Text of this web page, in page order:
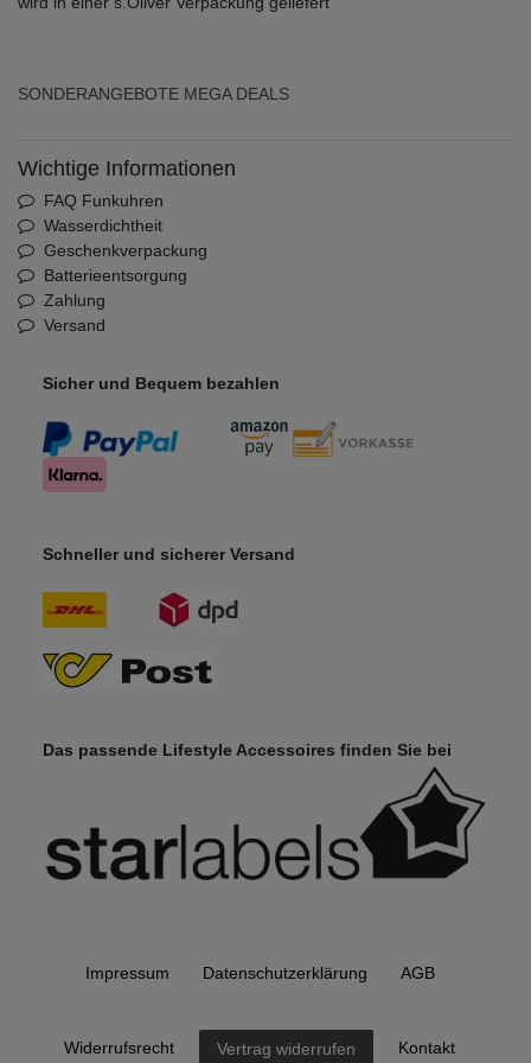
SONDERANGEBOTE MEGA DEALS
Wichtige Informationen
FAQ Funkuhren
Wasserdichtheit
Geschenkverpackung
Batterieentsorgung
Zahlung
Versand
Sicher und Bequem bezahlen
Schneller und sicherer Versand
Das passende Lifestyle Accessoires finden Sie bei
Impressum Daten­schutz­erklärung AGB
Widerrufs­recht Vertrag widerrufen Kontakt